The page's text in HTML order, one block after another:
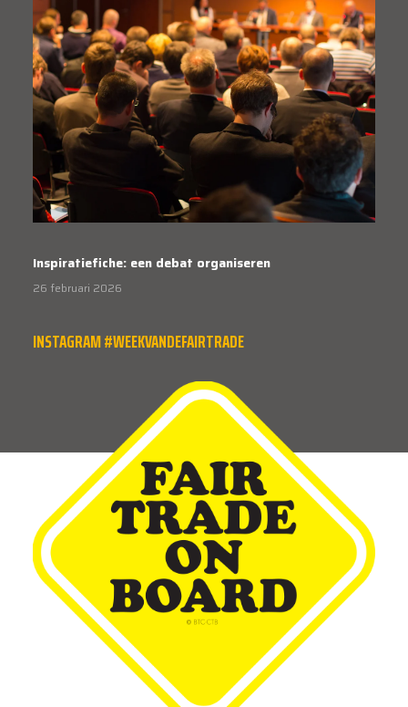
Inspiratiefiche: een debat organiseren
26 februari 2026
INSTAGRAM #WEEKVANDEFAIRTRADE